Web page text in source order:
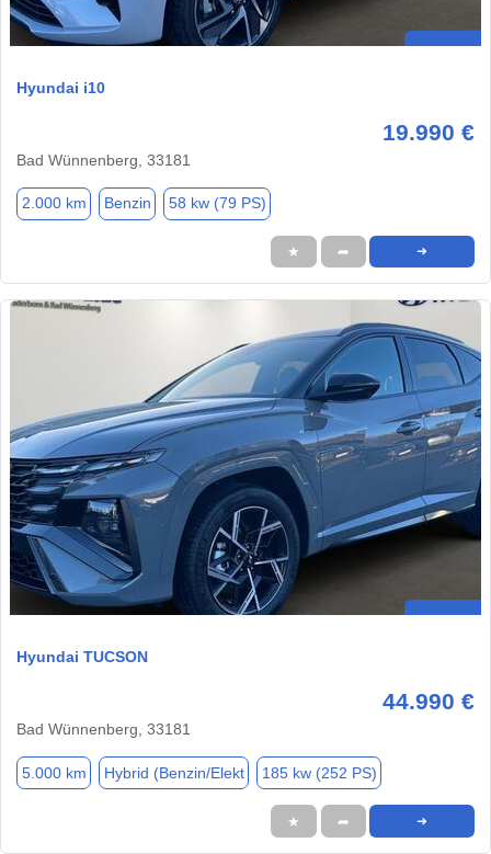
Hyundai i10
19.990 €
Bad Wünnenberg, 33181
2.000 km Benzin 58 kw (79 PS)
★ ➦ ➜
Hyundai TUCSON
44.990 €
Bad Wünnenberg, 33181
5.000 km Hybrid (Benzin/Elekt 185 kw (252 PS)
★ ➦ ➜